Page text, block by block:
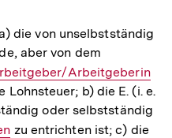
die von unselbstständig
aber von dem
Arbeitgeberin
b) die E. (i. e.
oder selbstständig
zu entrichten ist; c) die